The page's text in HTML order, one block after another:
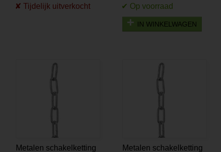
IN WINKELWAGEN
Metalen schakelketting
Metalen schakelketting